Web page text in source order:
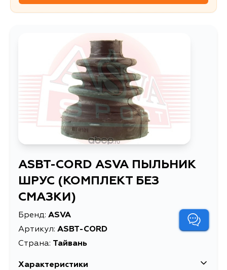
ASBT-CORD ASVA ПЫЛЬНИК
ШРУС (КОМПЛЕКТ БЕЗ
СМАЗКИ)
Бренд: ASVA
Артикул: ASBT-CORD
Страна: Тайвань
Характеристики